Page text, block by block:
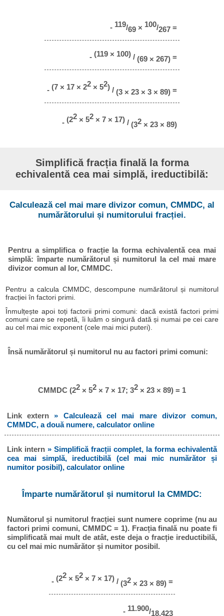
- 119/69 × 100/267 =
- (119 × 100) / (69 × 267) =
- (7 × 17 × 22 × 52) / (3 × 23 × 3 × 89) =
- (22 × 52 × 7 × 17) / (32 × 23 × 89)
Simplifică fracția finală la forma
echivalentă cea mai simplă, ireductibilă:
Calculează cel mai mare divizor comun, CMMDC, al
numărătorului și numitorului fracției.
Pentru a simplifica o fracție la forma echivalentă cea mai
simplă: împarte numărătorul și numitorul la cel mai mare
divizor comun al lor, CMMDC.
Pentru a calcula CMMDC, descompune numărătorul și numitorul
fracției în factori primi.
Înmulțește apoi toți factorii primi comuni: dacă există factori primi
comuni care se repetă, îi luăm o singură dată și numai pe cei care
au cel mai mic exponent (cele mai mici puteri).
Însă numărătorul și numitorul nu au factori primi comuni:
CMMDC (22 × 52 × 7 × 17; 32 × 23 × 89) = 1
Link extern» Calculează cel mai mare divizor comun,
CMMDC, a două numere, calculator online
Link intern » Simplifică fracții complet, la forma echivalentă
cea mai simplă, ireductibilă (cel mai mic numărător și
numitor posibil), calculator online
Împarte numărătorul și numitorul la CMMDC:
Numătorul și numitorul fracției sunt numere coprime (nu au
factori primi comuni, CMMDC = 1). Fracția finală nu poate fi
simplificată mai mult de atât, este deja o fracție ireductibilă,
cu cel mai mic numărător și numitor posibil.
- (22× 52× 7 × 17)/ (32× 23 × 89)=
- 11.900/18.423